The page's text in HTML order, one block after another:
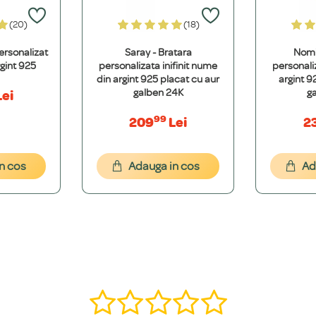
etern, nu oxidează și își păstrează valoarea. Oțelul Inoxidabil 316L este
hipoalergenice și nu conțin metale grele. Folosim argint de puritate
font dorești. Îți vom oferi o simulare grafică gratuită pentru a ne asigura
925
(20)
cos
Saray - Bratara
personalizata inifinit nume
din argint 925 placat cu aur
galben 24K
20999Lei
(18)
Adauga in cos
argint